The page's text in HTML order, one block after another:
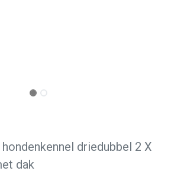
driedubbel 2 X
dak